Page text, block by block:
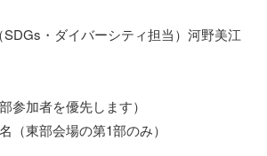
・ダイバーシティ担当）河野美江
参加者を優先します）
（東部会場の第1部のみ）